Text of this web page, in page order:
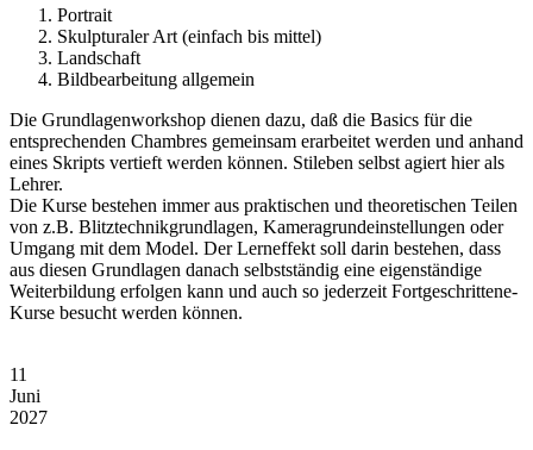
Portrait
Skulpturaler Art (einfach bis mittel)
Landschaft
Bildbearbeitung allgemein
Die Grundlagenworkshop dienen dazu, daß die Basics für die
entsprechenden Chambres gemeinsam erarbeitet werden und anhand
eines Skripts vertieft werden können. Stileben selbst agiert hier als
Lehrer.
Die Kurse bestehen immer aus praktischen und theoretischen Teilen
von z.B. Blitztechnikgrundlagen, Kameragrundeinstellungen oder
Umgang mit dem Model. Der Lerneffekt soll darin bestehen, dass
aus diesen Grundlagen danach selbstständig eine eigenständige
Weiterbildung erfolgen kann und auch so jederzeit Fortgeschrittene-
Kurse besucht werden können.
11
Juni
2027